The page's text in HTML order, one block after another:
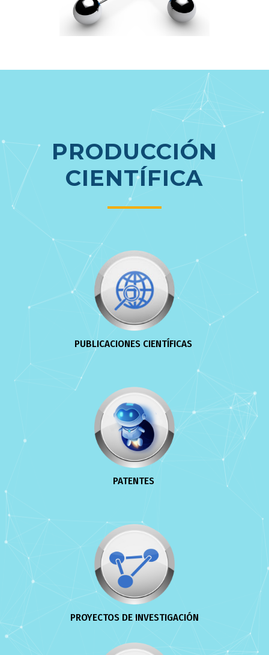
PRODUCCIÓN
CIENTÍFICA
PUBLICACIONES CIENTÍFICAS
PATENTES
PROYECTOS DE INVESTIGACIÓN